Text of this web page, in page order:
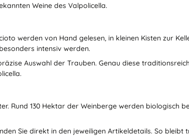
Weine des Valpolicella.
werden von Hand gelesen, in kleinen Kisten zur
intensiv werden.
Auswahl der Trauben. Genau diese
Rund 130 Hektar der Weinberge werden biologisch
Sie direkt in den jeweiligen Artikeldetails. So bleibt